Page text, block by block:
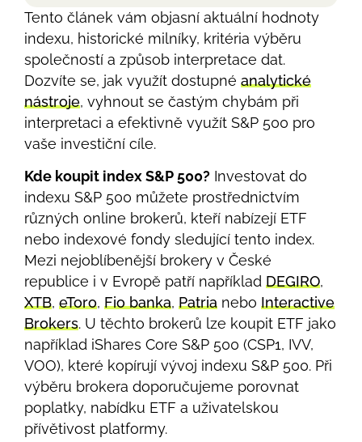
Tento článek vám objasní aktuální hodnoty
indexu, historické milníky, kritéria výběru
společností a způsob interpretace dat.
Dozvíte se, jak využít dostupné analytické
nástroje, vyhnout se častým chybám při
interpretaci a efektivně využít S&P 500 pro
vaše investiční cíle.
Kde koupit index S&P 500? Investovat do
indexu S&P 500 můžete prostřednictvím
různých online brokerů, kteří nabízejí ETF
nebo indexové fondy sledující tento index.
Mezi nejoblíbenější brokery v České
republice i v Evropě patří například DEGIRO,
XTB, eToro, Fio banka, Patria nebo Interactive
Brokers. U těchto brokerů lze koupit ETF jako
například iShares Core S&P 500 (CSP1, IVV,
VOO), které kopírují vývoj indexu S&P 500. Při
výběru brokera doporučujeme porovnat
poplatky, nabídku ETF a uživatelskou
přívětivost platformy.